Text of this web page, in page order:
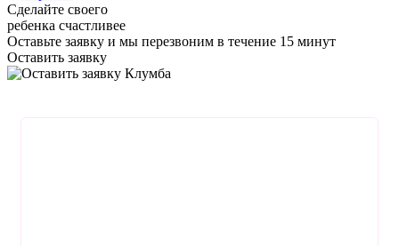
Сделайте своего
ребенка счастливее
Оставьте заявку и мы перезвоним в течение 15 минут
Оставить заявку